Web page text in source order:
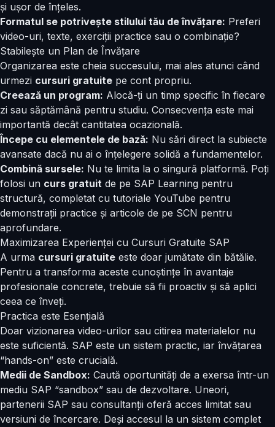
și ușor de înțeles.
Formatul se potrivește stilului tău de învățare: Preferi
video-uri, texte, exerciții practice sau o combinație?
Stabilește un Plan de Învățare
Organizarea este cheia succesului, mai ales atunci când
urmezi cursuri gratuite pe cont propriu.
Creează un program: Alocă-ți un timp specific în fiecare
zi sau săptămână pentru studiu. Consecvența este mai
importantă decât cantitatea ocazională.
Începe cu elementele de bază: Nu sări direct la subiecte
avansate dacă nu ai o înțelegere solidă a fundamentelor.
Combină sursele: Nu te limita la o singură platformă. Poți
folosi un curs gratuit de pe SAP Learning pentru
structură, completat cu tutoriale YouTube pentru
demonstrații practice și articole de pe SCN pentru
aprofundare.
Maximizarea Experienței cu Cursuri Gratuite SAP
A urma cursuri gratuite este doar jumătate din bătălie.
Pentru a transforma aceste cunoștințe în avantaje
profesionale concrete, trebuie să fii proactiv și să aplici
ceea ce înveți.
Practica este Esențială
Doar vizionarea video-urilor sau citirea materialelor nu
este suficientă. SAP este un sistem practic, iar învățarea
“hands-on” este crucială.
Medii de Sandbox: Caută oportunități de a exersa într-un
mediu SAP “sandbox” sau de dezvoltare. Uneori,
partenerii SAP sau consultanții oferă acces limitat sau
versiuni de încercare. Deși accesul la un sistem complet